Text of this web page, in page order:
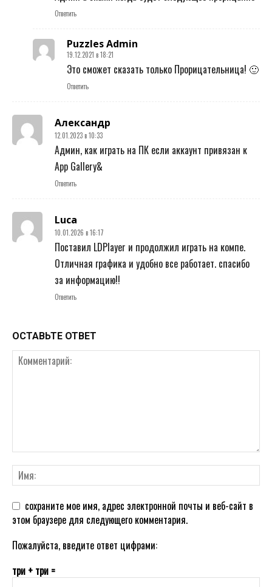
Ответить
Puzzles Admin
19.12.2021 в 18:21
Это сможет сказать только Прорицательница! 🙂
Ответить
Александр
12.01.2023 в 10:33
Админ, как играть на ПК если аккаунт привязан к
App Gallery&
Ответить
Luca
10.01.2026 в 16:17
Поставил LDPlayer и продолжил играть на компе.
Отличная графика и удобно все работает. спасибо
за информацию!!
Ответить
ОСТАВЬТЕ ОТВЕТ
сохраните мое имя, адрес электронной почты и веб-сайт в
этом браузере для следующего комментария.
Пожалуйста, введите ответ цифрами:
три + три =